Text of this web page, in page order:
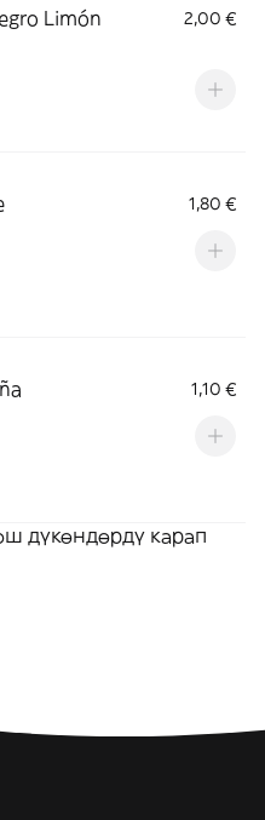
Limón
2,00 €
1,80 €
1,10 €
дүкөндөрдү карап